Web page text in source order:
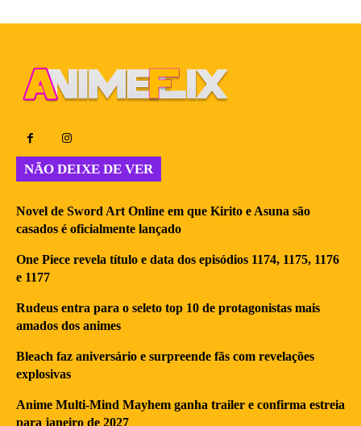
NÃO DEIXE DE VER
Novel de Sword Art Online em que Kirito e Asuna são
casados é oficialmente lançado
One Piece revela título e data dos episódios 1174, 1175, 1176
e 1177
Rudeus entra para o seleto top 10 de protagonistas mais
amados dos animes
Bleach faz aniversário e surpreende fãs com revelações
explosivas
Anime Multi-Mind Mayhem ganha trailer e confirma estreia
para janeiro de 2027